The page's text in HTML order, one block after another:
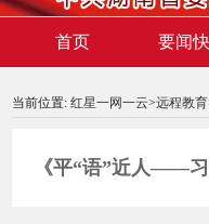
首页 要闻
当前位置: 红星一网一云>远程教育
《平“语”近人——
00:00:00 /